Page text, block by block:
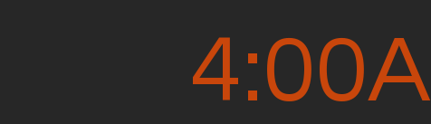
4:00A